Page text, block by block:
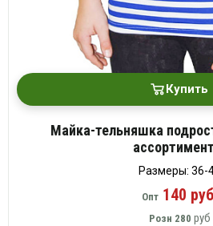
Купить
Майка-тельняшка
Размеры: 36-
Опт140
Розн 280 руб